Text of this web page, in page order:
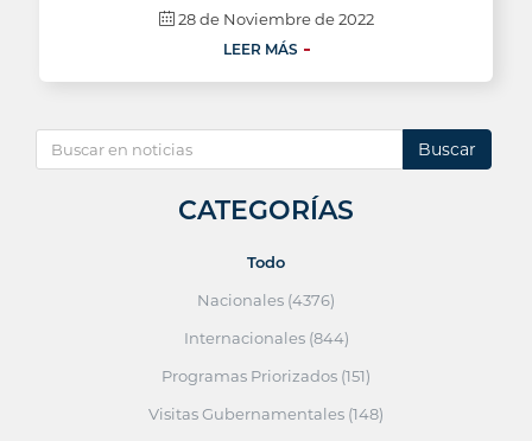
28 de Noviembre de 2022
LEER MÁS
Buscar
CATEGORÍAS
Todo
Nacionales (4376)
Internacionales (844)
Programas Priorizados (151)
Visitas Gubernamentales (148)